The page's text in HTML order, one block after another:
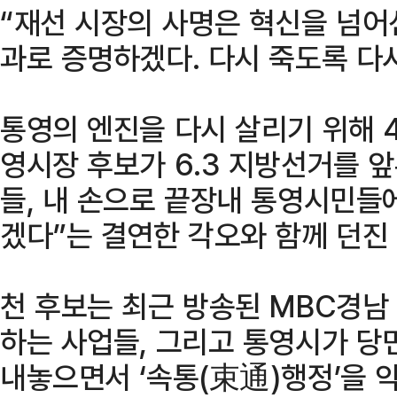
“재선 시장의 사명은 혁신을 넘
과로 증명하겠다. 다시 죽도록 다
통영의 엔진을 다시 살리기 위해
영시장 후보가 6.3 지방선거를
들, 내 손으로 끝장내 통영시민
겠다”는 결연한 각오와 함께 던
천 후보는 최근 방송된 MBC경남
하는 사업들, 그리고 통영시가
내놓으면서 ‘속통(束通)행정’을